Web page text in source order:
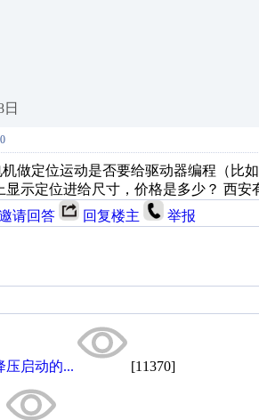
做定位运动是否要给驱动器编程（比
显示定位进给尺寸，价格是多少？ 西安
请回答 回复楼主 举报
启动的... [11370]